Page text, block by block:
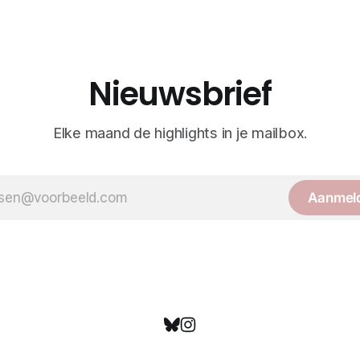
Nieuwsbrief
Elke maand de highlights in je mailbox.